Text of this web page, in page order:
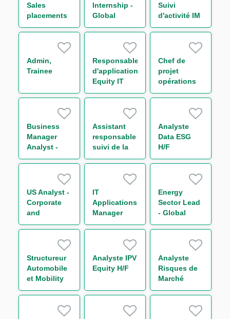
Sales
placements
de la Salle
de Bordeaux
H/F
Internship -
Global
Markets
Operations -
Support to
Chief
Operating
Officer
Suivi
d'activité IM
& Collateral
Admin,
Trainee
Responsable
d'application
Equity IT
Regulatory
Chef de
projet
opérations
de marché
Business
Manager
Analyst -
Capital
Assistant
responsable
suivi de la
performance
Finance de
Marchés H/F
Analyste
Data ESG
H/F
US Analyst -
Corporate
and
Leveraged
IT
Applications
Manager
Energy
Sector Lead
- Global
Trade and
Structureur
Automobile
et Mobility
securitisation
Analyste IPV
Equity H/F
Analyste
Risques de
Marché
Consolidés